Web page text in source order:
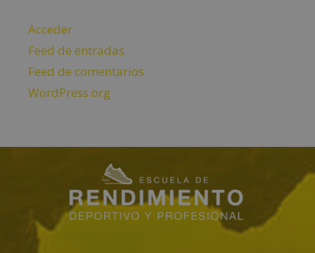
Acceder
Feed de entradas
Feed de comentarios
WordPress.org